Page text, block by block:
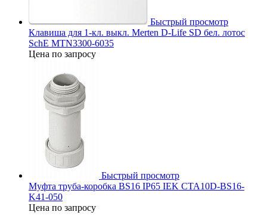
Быстрый просмотр
Клавиша для 1-кл. выкл. Merten D-Life SD бел. лотос
SchE MTN3300-6035
Цена по запросу
Быстрый просмотр
Муфта труба-коробка BS16 IP65 IEK CTA10D-BS16-
K41-050
Цена по запросу